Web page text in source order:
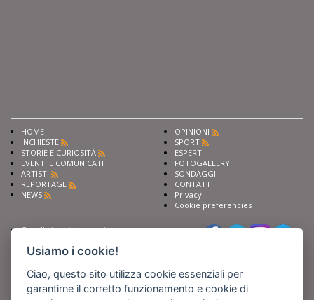
HOME
INCHIESTE
STORIE E CURIOSITÀ
EVENTI E COMUNICATI
ARTISTI
REPORTAGE
NEWS
OPINIONI
SPORT
ESPERTI
FOTOGALLERY
SONDAGGI
CONTATTI
Privacy
Cookie preferencies
Chiedi ai nostri esperti
Fai pubblicità con noi
Iscriviti al nostro corso di
giornalismo
Compra i nostri libri
Usiamo i cookie!
Ciao, questo sito utilizza cookie essenziali per
garantirne il corretto funzionamento e cookie di